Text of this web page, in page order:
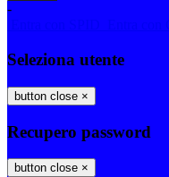
-
Seleziona utente
button close ×
Recupero password
button close ×